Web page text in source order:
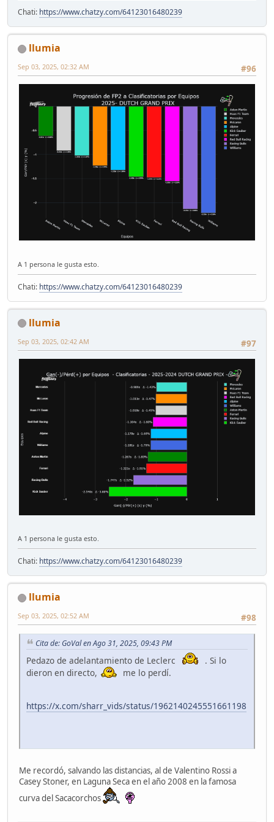
Chati: https://www.chatzy.com/64123016480239
llumia
#96
Sep 03, 2025, 02:32 AM
A 1 persona le gusta esto.
Chati: https://www.chatzy.com/64123016480239
llumia
#97
Sep 03, 2025, 02:42 AM
A 1 persona le gusta esto.
Chati: https://www.chatzy.com/64123016480239
llumia
#98
Sep 03, 2025, 02:52 AM
Cita de: GoVal en Ago 31, 2025, 09:43 PM
Pedazo de adelantamiento de Leclerc
. Si lo
dieron en directo,
me lo perdí.
https://x.com/sharr_vids/status/1962140245551661198
Me recordó, salvando las distancias, al de Valentino Rossi a
Casey Stoner, en Laguna Seca en el año 2008 en la famosa
curva del Sacacorchos